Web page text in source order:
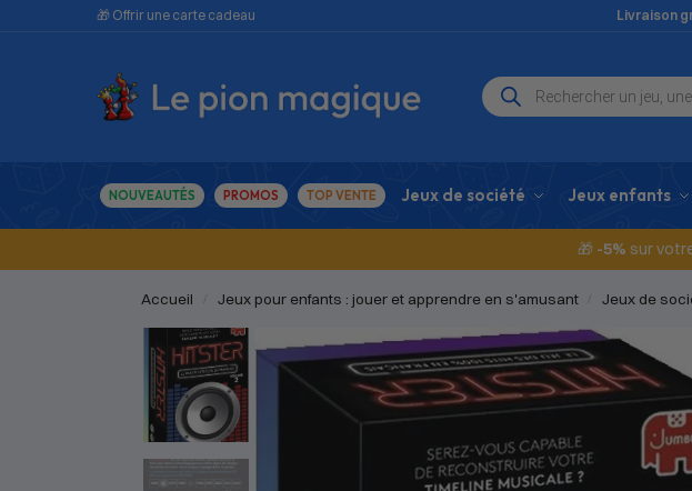
🎁 Offrir une carte cadeau Livraison
NOUVEAUTÉS PROMOS TOP VENTE Jeux de société Jeux enfants
🎁 -5% sur
Accueil Jeux pour enfants : jouer et apprendre en s'amusant Jeux de